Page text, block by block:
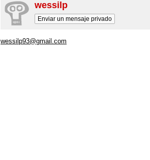
wessilp
Enviar un mensaje privado
wessilp93@gmail.com